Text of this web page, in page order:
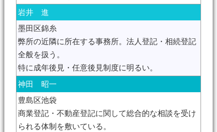
岩井 進
墨田区錦糸
弊所の近隣に所在する事務所。法人登記・相続登記
全般を扱う。
特に成年後見・任意後見制度に明るい。
神田 昭一
豊島区池袋
商業登記・不動産登記に関して総合的な相談を受け
られる体制を敷いている。